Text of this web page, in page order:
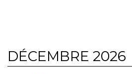
DÉCEMBRE 2026